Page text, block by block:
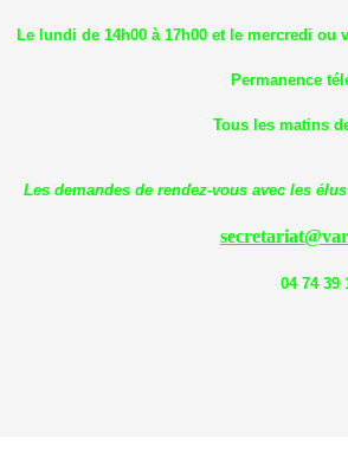
Le lundi de 14h00 à 17h00 et le mercredi ou
Permanence
Tous les matins
Les demandes de rendez-vous avec les
04 74 39